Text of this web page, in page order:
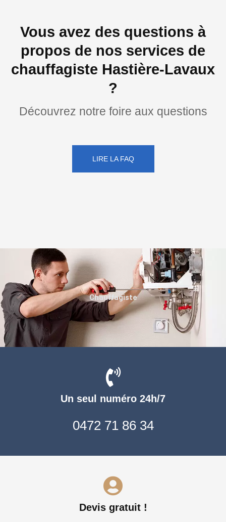
Vous avez des questions à
propos de nos services de
chauffagiste Hastière-Lavaux
?
Découvrez notre foire aux questions
LIRE LA FAQ
Un seul numéro 24h/7
0472 71 86 34
Devis gratuit !
Chauffagiste